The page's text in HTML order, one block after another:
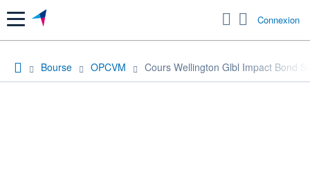
Menu Connexion
Bourse OPCVM Cours Wellington Glbl Impact Bond